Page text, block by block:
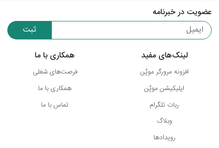
عضویت در خبرنامه
ثبت
لینک‌های مفید
افزونه مرورگر موپُن
اپلیکیشن موپُن
ربات تلگرام
وبلاگ
رویدادها
همکاری با ما
فرصت‌های شغلی
همکاری با ما
تماس با ما